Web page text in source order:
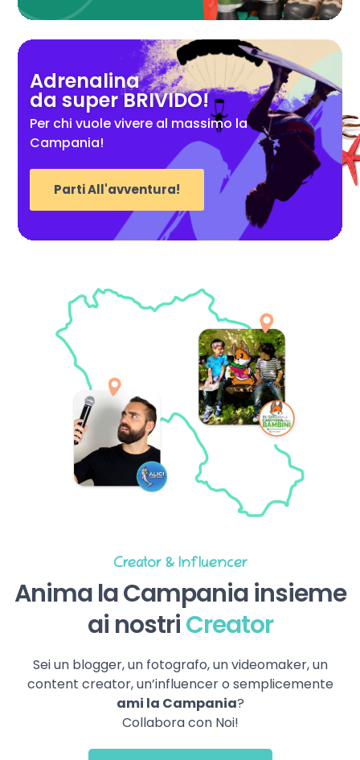
Adrenalina
da super BRIVIDO!
Per chi vuole vivere al massimo la
Campania!
Parti All'avventura!
Creator & Influencer
Anima la Campania insieme
ai nostriCreator
Sei un blogger, un fotografo, un videomaker, un
content creator, un’influencer o semplicemente
ami la Campania?
Collabora con Noi!